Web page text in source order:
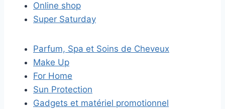
Online shop
Super Saturday
Parfum, Spa et Soins de Cheveux
Make Up
For Home
Sun Protection
Gadgets et matériel promotionnel